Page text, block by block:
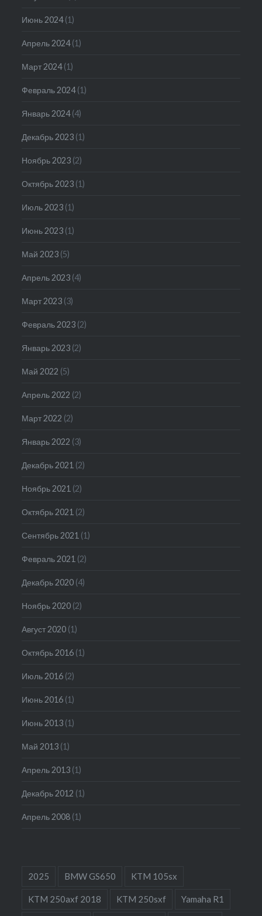
Июнь 2024(1)
Апрель 2024(1)
Март 2024(1)
Февраль 2024(1)
Январь 2024(4)
Декабрь 2023 (1)
Ноябрь 2023 (2)
Октябрь 2023 (1)
Июль 2023 (1)
Июнь 2023 (1)
Май 2023 (5)
Апрель 2023 (4)
Март 2023 (3)
Февраль 2023 (2)
Январь 2023 (2)
Май 2022 (5)
Апрель 2022 (2)
Март 2022 (2)
Январь 2022 (3)
Декабрь 2021 (2)
Ноябрь 2021 (2)
Октябрь 2021 (2)
Сентябрь 2021 (1)
Февраль 2021 (2)
Декабрь 2020 (4)
Ноябрь 2020 (2)
Август 2020 (1)
Октябрь 2016 (1)
Июль 2016 (2)
Июнь 2016 (1)
Июнь 2013 (1)
Май 2013 (1)
Апрель 2013 (1)
Декабрь 2012 (1)
Апрель 2008 (1)
2025 BMW GS650 KTM 105sx
KTM 250axf 2018 KTM 250sxf Yamaha R1